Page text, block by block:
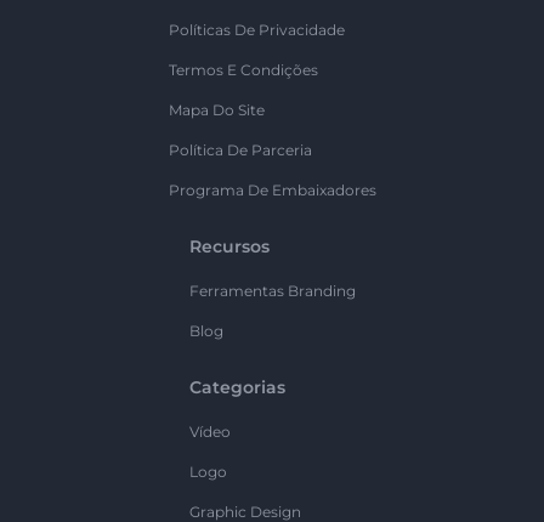
Políticas De Privacidade
Termos E Condições
Mapa Do Site
Política De Parceria
Programa De Embaixadores
Recursos
Ferramentas Branding
Blog
Categorias
Vídeo
Logo
Graphic Design